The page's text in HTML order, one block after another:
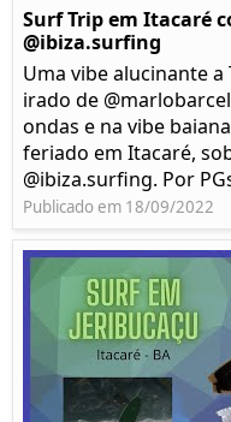
Surf Trip em Itacaré
@ibiza.surfing
Uma vibe alucinante
irado de
ondas e na vibe
feriado em Itacaré,
@ibiza.surfing. Por
Publicado em 18/09/2022